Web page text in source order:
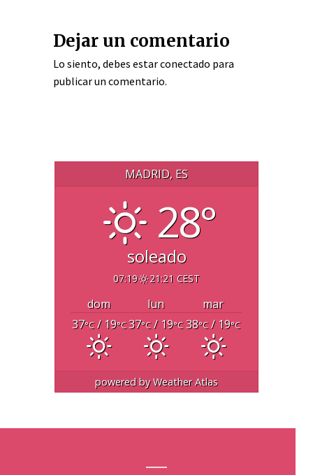
Dejar un comentario
Lo siento, debes estarconectado para
publicar un comentario.
MADRID, ES
28°
soleado
07:19 21:21 CEST
dom lun
mar
37°C/ 19°C37°C/ 19°C 38°C/ 19°C
powered byWeather Atlas